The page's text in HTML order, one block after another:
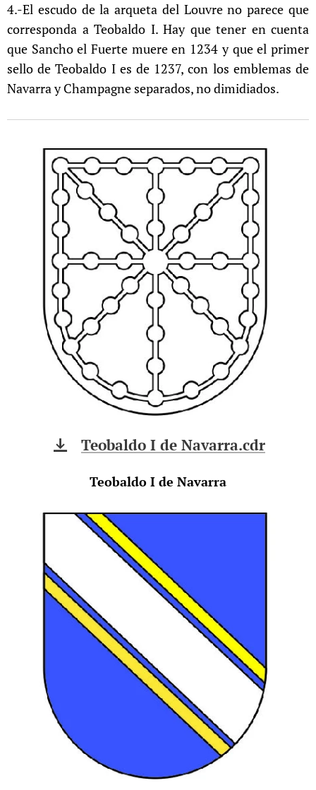
4.-El escudo de la arqueta del Louvre no parece que
corresponda a Teobaldo I. Hay que tener en cuenta
que Sancho el Fuerte muere en 1234 y que el primer
sello de Teobaldo I es de 1237, con los emblemas de
Navarra y Champagne separados, no dimidiados.
Teobaldo I de Navarra.cdr
Teobaldo I de Navarra